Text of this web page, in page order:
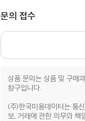
문의 접수
상품 문의는 상품 및 구매
창구입니다.
(주)한국미용데이터는 통
보, 거래에 관한 의무와 책